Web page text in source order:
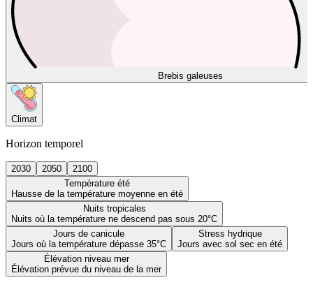
Brebis galeuses
Climat
Horizon temporel
2030 2050
2100
Température été
Hausse de la température moyenne en été
Nuits tropicales
Nuits où la température ne descend pas sous 20°C
Jours de canicule
Jours où la température dépasse 35°C
Stress hydrique
Jours avec sol sec en été
Élévation niveau mer
Élévation prévue du niveau de la mer